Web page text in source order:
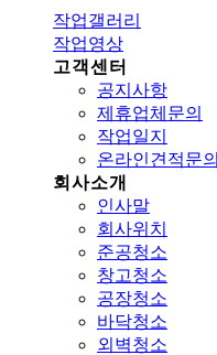
작업갤러리
작업영상
고객센터
공지사항
제휴업체문의
작업일지
온라인견적문의
회사소개
인사말
회사위치
준공청소
창고청소
공장청소
바닥청소
외벽청소